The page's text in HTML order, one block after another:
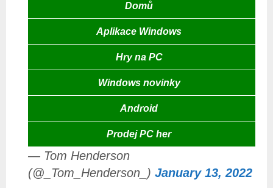
Domů
Aplikace Windows
Hry na PC
Windows novinky
Android
Prodej PC her
— Tom Henderson
(@_Tom_Henderson_) January 13, 2022